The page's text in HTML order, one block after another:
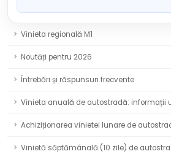
Vinieta regională M1
Noutăți pentru 2026
Întrebări și răspunsuri frecvente
Vinieta anuală de autostradă: informații
Achiziționarea vinietei lunare de
Vinietă săptămânală (10 zile) de